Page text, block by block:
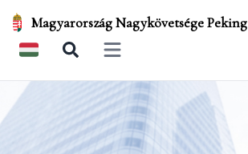
Magyarország Nagykövetsége Peking
Open main menu